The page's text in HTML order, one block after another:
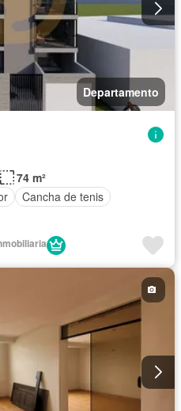
Departamento
74 m²
Cancha de tenis